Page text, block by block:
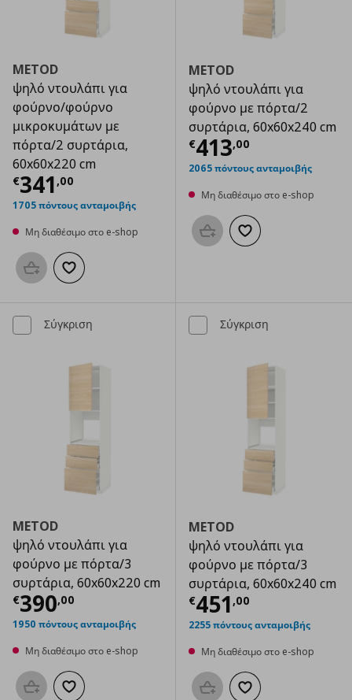
METOD
ψηλό ντουλάπι για
φούρνο/φούρνο
μικροκυμάτων με
πόρτα/2 συρτάρια,
60x60x220 cm
€341 ,00
Τρέχουσα τιμή € 341,00
1705 πόντους ανταμοιβής
Μη διαθέσιμο στο e-shop
Προσθήκη στο καλάθι
Προσθήκη στα αγαπημένα
METOD
ψηλό ντουλάπι για
φούρνο με πόρτα/2
συρτάρια, 60x60x240 cm
€413,00
Τρέχουσα
2065 πόντους ανταμοιβής
Μη διαθέσιμο στο e-shop
Προσθήκη στο καλάθι
Προσθήκη στα
Σύγκριση
METOD
ψηλό ντουλάπι για
φούρνο με πόρτα/3
συρτάρια, 60x60x220 cm
€390,00
Τρέχουσα τιμή € 390,00
1950 πόντους ανταμοιβής
Μη διαθέσιμο στο e-shop
Προσθήκη στο καλάθι
Προσθήκη στα αγαπημένα
Σύγκριση
METOD
ψηλό ντουλάπι για
φούρνο με πόρτα/3
συρτάρια, 60x60x240 cm
€451 ,00
Τρέχουσα
2255 πόντους ανταμοιβής
Μη διαθέσιμο στο e-shop
Προσθήκη στο καλάθι
Προσθήκη στα